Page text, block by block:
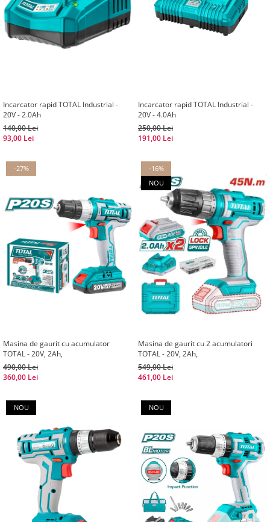
Incarcator rapid TOTAL Industrial -
20V - 2.0Ah
140,00 Lei
93,00 Lei
Incarcator rapid TOTAL Industrial -
20V - 4.0Ah
250,00 Lei
191,00 Lei
-27%
Masina de gaurit cu acumulator
TOTAL - 20V, 2Ah,
490,00 Lei
360,00 Lei
-16%
NOU
Masina de gaurit cu 2 acumulatori
TOTAL - 20V, 2Ah,
549,00 Lei
461,00 Lei
NOU NOU